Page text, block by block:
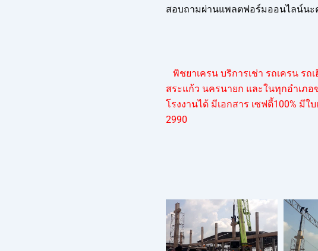
สอบถามผ่านแพลตฟอร์มออนไลน์นะ
พิชยาเครน บริการเช่า รถเครน รถ
สระแก้ว นครนายก และในทุกอำเภ
โรงงานได้ มีเอกสาร เซฟตี้100% มี
2990